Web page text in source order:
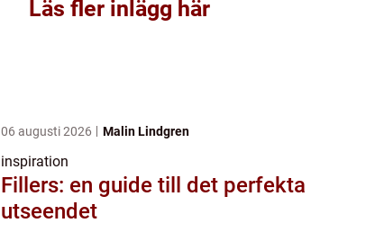
Läs fler inlägg här
06 augusti 2026 Malin Lindgren
inspiration
Fillers: en guide till det perfekta
utseendet